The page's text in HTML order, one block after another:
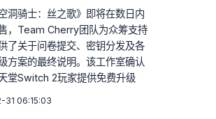
洞骑士：丝之歌》即将在数日内
，Team Cherry团队为众筹支持
了关于问卷提交、密钥分发及各
方案的最终说明。该工作室确认
堂Switch 2玩家提供免费升级
31 06:15:03